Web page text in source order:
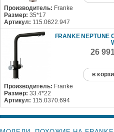
Производитель: Franke
Размер: 35*17
Артикул: 115.0622.947
FRANKE NEPTUNE
26
в
Производитель: Franke
Размер: 33.4*22
Артикул: 115.0370.694